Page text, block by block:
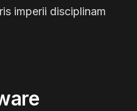
imperii disciplinam